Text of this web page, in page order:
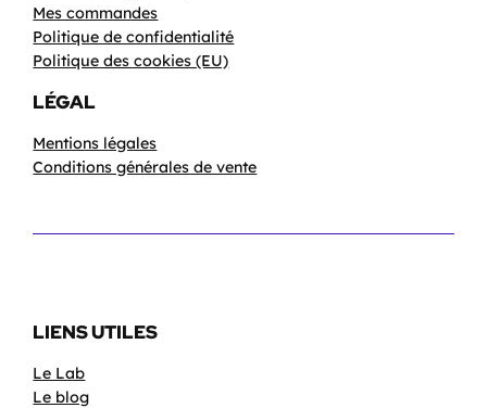
Mes commandes
Politique de confidentialité
Politique des cookies (EU)
LÉGAL
Mentions légales
Conditions générales de vente
LIENS UTILES
Le Lab
Le blog